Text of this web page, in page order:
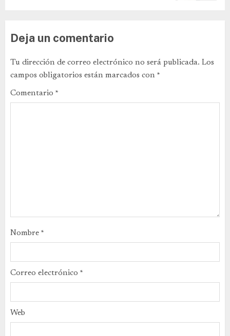
Deja un comentario
Tu dirección de correo electrónico no será publicada. Los
campos obligatorios están marcados con *
Comentario *
Nombre *
Correo electrónico *
Web